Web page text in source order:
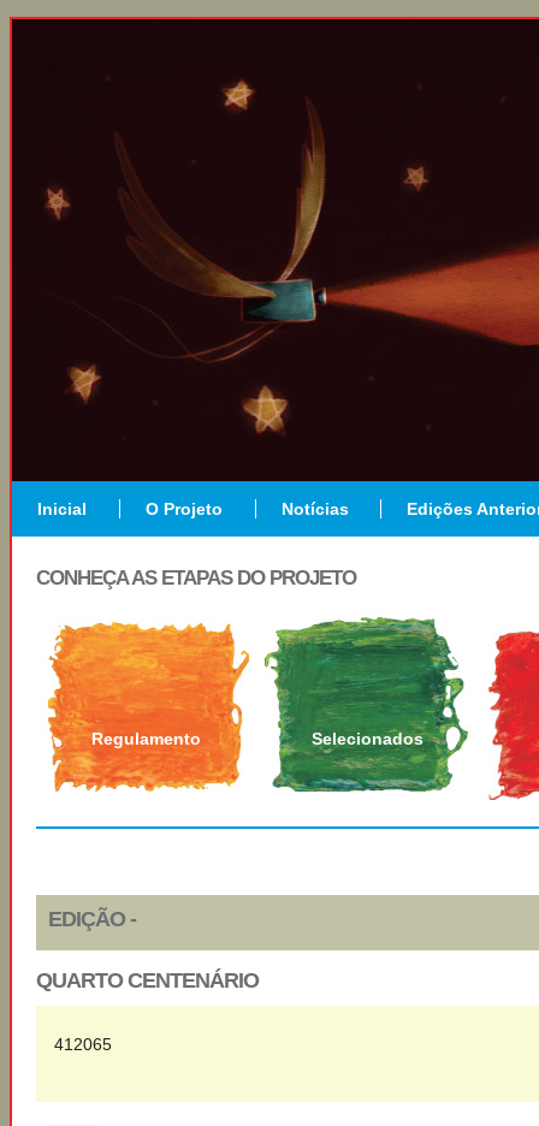
Inicial O Projeto Notícias Edições
CONHEÇA AS ETAPAS DO PROJETO
Regulamento Selecionados
EDIÇÃO -
QUARTO CENTENÁRIO
412065